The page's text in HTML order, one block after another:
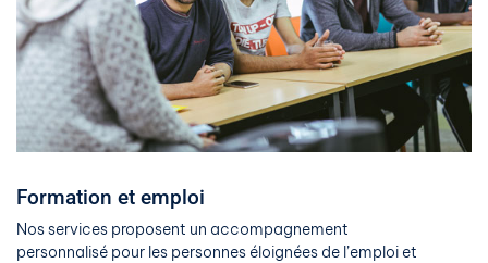
Formation et emploi
Nos services proposent un accompagnement
personnalisé pour les personnes éloignées de l’emploi et